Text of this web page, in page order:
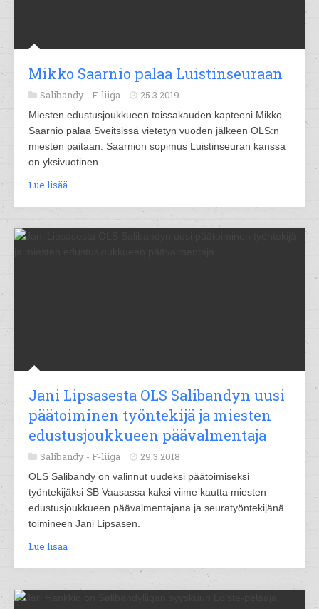
Mikko Saarnio palaa Luistinseuraan
Salibandy - F-liiga 25.3.2019
Miesten edustusjoukkueen toissakauden kapteeni Mikko
Saarnio palaa Sveitsissä vietetyn vuoden jälkeen OLS:n
miesten paitaan. Saarnion sopimus Luistinseuran kanssa
on yksivuotinen.
Lue lisää
Jani Lipsasesta OLS Salibandyn uusi
päätoiminen työntekijä ja miesten
edustusjoukkueen päävalmentaja
Salibandy - F-liiga 29.3.2018
OLS Salibandy on valinnut uudeksi päätoimiseksi
työntekijäksi SB Vaasassa kaksi viime kautta miesten
edustusjoukkueen päävalmentajana ja seuratyöntekijänä
toimineen Jani Lipsasen.
Lue lisää